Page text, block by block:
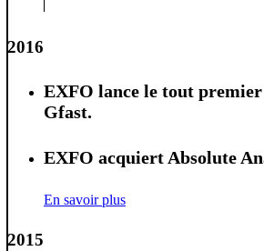
2016
EXFO lance le tout
Gfast.
EXFO acquiert Absolute
En savoir plus
2015